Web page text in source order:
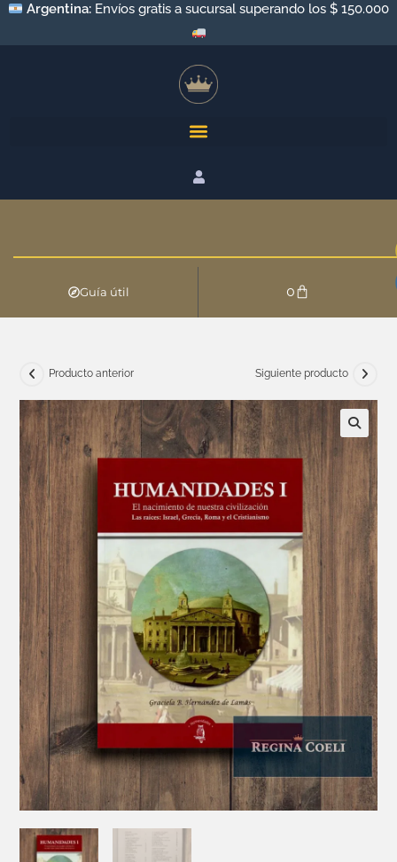
Argentina:Envíos a todo el país por Andreani y Correo
Argentino
Guía útil 0
Producto anterior Siguiente producto